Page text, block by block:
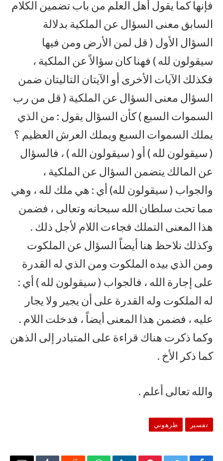
فإنها كما يقول أهل العلم من باب تضمين الكلام
السابق معنى السؤال عن الملكية بدلالة
السؤال الأول ( قل لمن الأرض ومن فيها
سيقولون لله ) فهنا كان سؤالاً عن الملكية ،
فكذلك الآيات الأخرى أو الآيتان التاليتان ضمن
السؤال معنى السؤال عن الملكية ( قل من رب
السموات السبع ) كأن السؤال يقول : من الذي
يملك السموات السبع ويملك العرش العظيم ؟
( سيقولون لله ) أو ( سيقولون الله ) ، فالسؤال
عن المالك يتضمن السؤال عن الملكية ،
والجواب ( سيقولون لله) أي : هي ملك لله ، وهي
مما تحت سلطان الله سبحانه وتعالى ، فضمن
هذا المعنى التملك فجاءت اللام لأجل ذلك .
وكذلك نلاحظ هنا أيضاً السؤال عن الملكوت
ومن الذي بيده الملكوت ومن الذي له القدرة
على إجارة الله ، فالجواب ( سيقولون لله ) أي :
له الملكوت وله القدرة على أن يجير ولا يجار
عليه ، فضمن هذا المعنى أيضاً ، فدخلت اللام .
وكما ذكرت هناك قراءة على المتبادر إلى الذهن
كما ذكر الأخ .
والله تعالى أعلم .
تفسير طرهوني